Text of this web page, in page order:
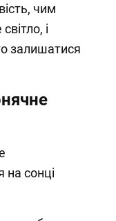
чим
і
залишатися
сонці